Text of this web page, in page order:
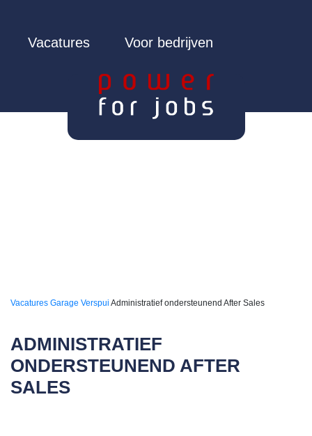
Vacatures Voor bedrijven
Vacatures Garage Verspui Administratief ondersteunend After Sales
ADMINISTRATIEF
ONDERSTEUNEND AFTER
SALES